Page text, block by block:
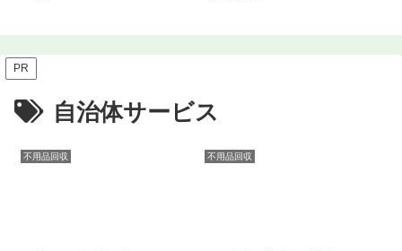
PR
自治体サービス
不用品回収 不用品回収